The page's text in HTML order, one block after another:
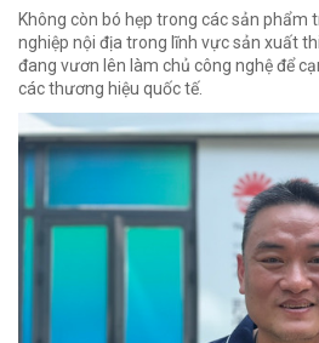
Không còn bó hẹp trong các sản phẩm
nghiệp nội địa trong lĩnh vực sản xuất
đang vươn lên làm chủ công nghệ để
các thương hiệu quốc tế.